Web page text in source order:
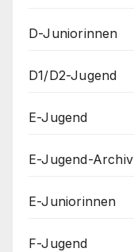
D-Juniorinnen
D1/D2-Jugend
E-Jugend
E-Jugend-Archiv
E-Juniorinnen
F-Jugend